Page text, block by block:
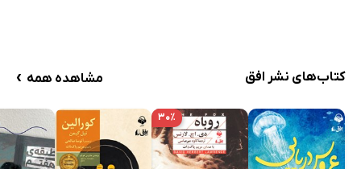
کتاب‌های نشر افق مشاهده همه ›
۳۰٪